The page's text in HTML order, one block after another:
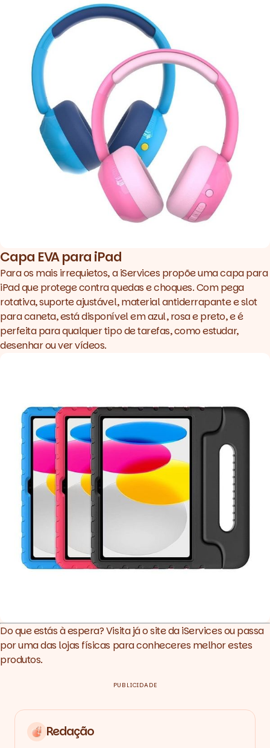
Capa EVA para iPad
Para os mais irrequietos, a iServices propõe umacapa para
iPadque protege contra quedas e choques. Com pega
rotativa, suporte ajustável, material antiderrapante eslot
para caneta, está disponível em azul, rosa e preto, e é
perfeita para qualquer tipo de tarefas, como estudar,
desenhar ou ver vídeos.
Do que estás à espera? Visita já o site daiServicesou passa
por uma das lojas físicas para conheceres melhor estes
produtos.
PUBLICIDADE
Redação